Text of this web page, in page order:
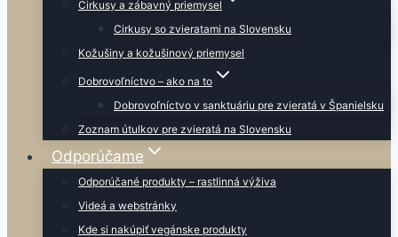
Cirkusy a zábavný priemysel
Cirkusy so zvieratami na Slovensku
Kožušiny a kožušinový priemysel
Dobrovoľníctvo – ako na to
Dobrovoľníctvo v sanktuáriu pre zvieratá v Španielsku
Zoznam útulkov pre zvieratá na Slovensku
Odporúčame
Odporúčané produkty – rastlinná výživa
Videá a webstránky
Kde si nakúpiť vegánske produkty